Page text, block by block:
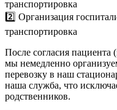
2️⃣ Организация
транспортировка
После согласия пациента
мы немедленно
перевозку в наш
наша служба, что
родственников.